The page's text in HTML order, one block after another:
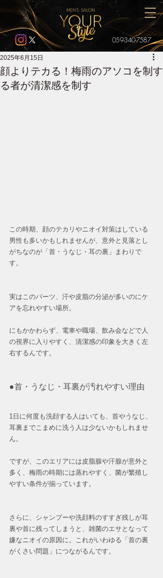
059-340-7587
顔よりテカる！梅雨のアソコを制す
る者が清潔感を制す
2025年6月15日
この時期、顔のテカリやニオイ対策はしている
男性も多いかもしれませんが、意外と見落とし
がちなのが「首・うなじ・耳の裏」まわりで
す。
実はこのパーツ、汗や皮脂の分泌が多いのにケ
アを忘れやすい場所。
にもかかわらず、電車や職場、飲み会などで人
の視界に入りやすく、清潔感の印象を大きく左
右するんです。
●首・うなじ・耳裏が汚れやすい理由
1日に何度も洗顔する人はいても、首やうなじ、
耳裏までこまめに洗う人は少ないかもしれませ
ん。
ですが、このエリアには皮脂腺や汗腺が意外と
多く、梅雨の時期には蒸れやすく、菌が繁殖し
やすい条件が揃っています。
さらに、シャンプーや洗顔料のすすぎ残しが耳
裏や首に残ってしまうと、雑菌のエサとなって
嫌なニオイの原因に。これがいわゆる「首の裏
がくさい問題」につながるんです。